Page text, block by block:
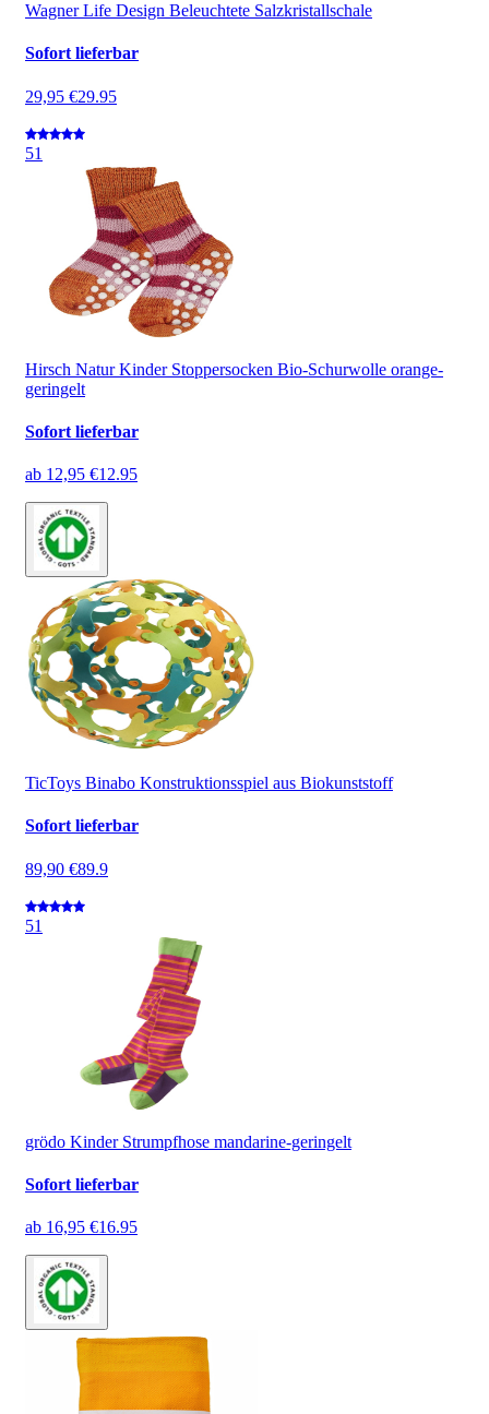
Wagner Life Design Beleuchtete Salzkristallschale
Sofort lieferbar
29,95 €29.95
51
Hirsch Natur Kinder Stoppersocken Bio-Schurwolle orange-
geringelt
Sofort lieferbar
ab 12,95 €12.95
TicToys Binabo Konstruktionsspiel aus Biokunststoff
Sofort lieferbar
89,90 €89.9
51
grödo Kinder Strumpfhose mandarine-geringelt
Sofort lieferbar
ab 16,95 €16.95